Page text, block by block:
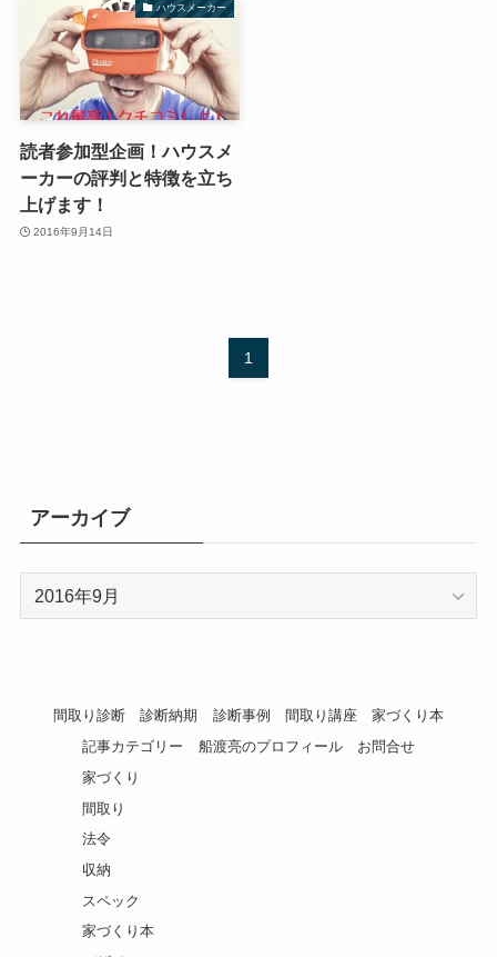
ハウスメーカー
読者参加型企画！ハウスメ
ーカーの評判と特徴を立ち
上げます！
2016年9月14日
1
アーカイブ
間取り診断 診断納期 診断事例 間取り講座
家づくり本
記事カテゴリー
家づくり
間取り
法令
収納
スペック
家づくり本
船渡亮のプロフィール お問合せ